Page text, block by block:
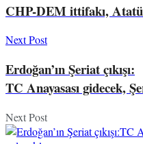
CHP-DEM ittifakı,
Next Post
Erdoğan’ın Şeriat çıkışı:
TC Anayasası gidecek,
Next Post